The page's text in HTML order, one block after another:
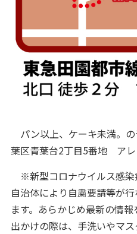
パン以上、ケーキ未満。
葉区青葉台2丁目5番地 アレ
※新型コロナウイルス感染
自治体により自粛要請等が
ます。あらかじめ最新の情
出かけの際は、手洗いやマ